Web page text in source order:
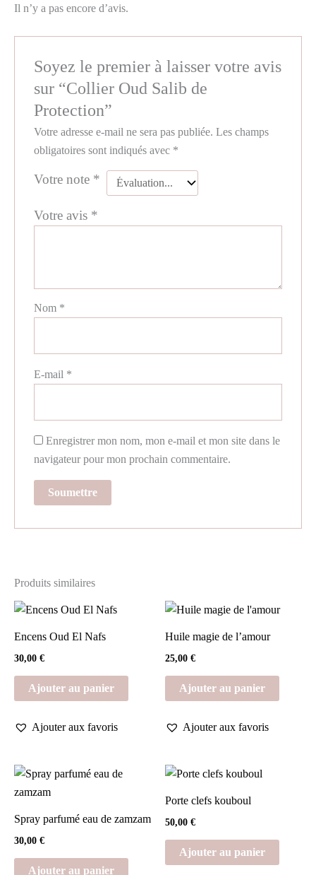
Il n’y a pas encore d’avis.
Soyez le premier à laisser votre avis
sur “Collier Oud Salib de
Protection”
Votre adresse e-mail ne sera pas publiée. Les champs
obligatoires sont indiqués avec *
Votre note *
Votre avis *
Nom *
E-mail *
Enregistrer mon nom, mon e-mail et mon site dans le
navigateur pour mon prochain commentaire.
Produits similaires
Encens Oud El Nafs
30,00 €
Ajouter au panier
Ajouter aux favoris
Huile magie de l’amour
25,00 €
Ajouter au panier
Ajouter aux favoris
Spray parfumé eau de zamzam
30,00 €
Ajouter au panier
Porte clefs kouboul
50,00 €
Ajouter au panier